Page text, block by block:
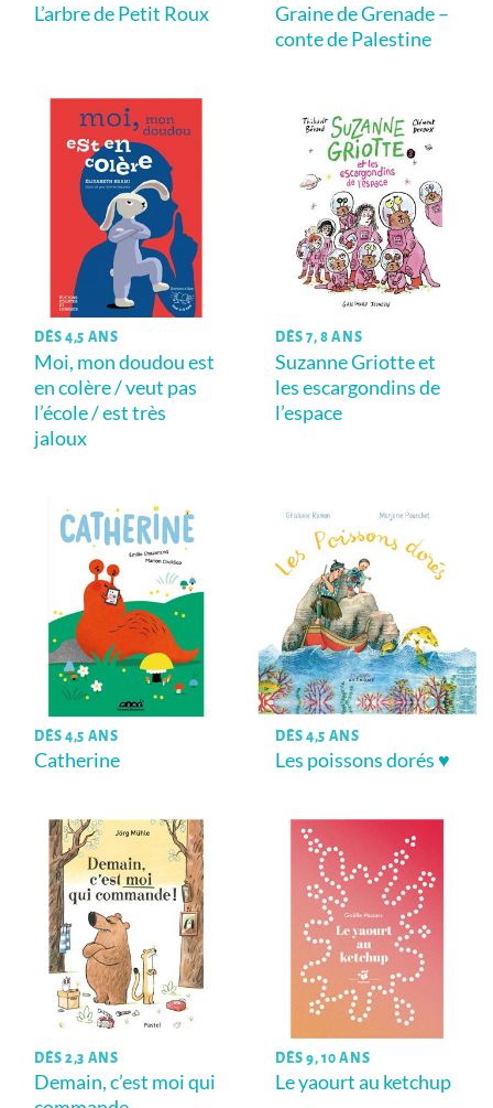
L’arbre de Petit Roux
Graine de Grenade –
conte de Palestine
DÈS 4,5 ANS
Moi, mon doudou est
en colère / veut pas
l’école / est très
jaloux
DÈS 7, 8 ANS
Suzanne Griotte et
les escargondins de
l’espace
DÈS 4,5 ANS
Catherine
DÈS 4,5 ANS
Les poissons dorés ♥
DÈS 2,3 ANS
Demain, c’est moi qui
DÈS 9, 10 ANS
Le yaourt au ketchup